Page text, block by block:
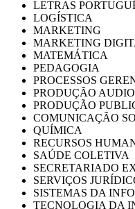
LETRAS
LOGÍSTICA
MARKETING
MARKETING
MATEMÁTICA
PEDAGOGIA
PROCESSOS
PRODUÇÃO
PRODUÇÃO
COMUNICAÇÃO
QUÍMICA
RECURSOS
SAÚDE COLETIVA
SECRETARIADO
SERVIÇOS
SISTEMAS DA
TECNOLOGIA DA